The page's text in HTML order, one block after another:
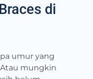
di
umur yang
mungkin